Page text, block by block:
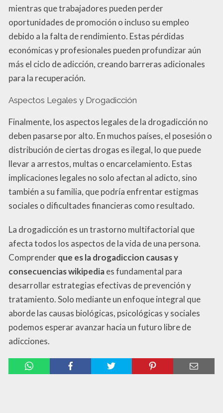
mientras que trabajadores pueden perder
oportunidades de promoción o incluso su empleo
debido a la falta de rendimiento. Estas pérdidas
económicas y profesionales pueden profundizar aún
más el ciclo de adicción, creando barreras adicionales
para la recuperación.
Aspectos Legales y Drogadicción
Finalmente, los aspectos legales de la drogadicción no
deben pasarse por alto. En muchos países, el posesión o
distribución de ciertas drogas es ilegal, lo que puede
llevar a arrestos, multas o encarcelamiento. Estas
implicaciones legales no solo afectan al adicto, sino
también a su familia, que podría enfrentar estigmas
sociales o dificultades financieras como resultado.
La drogadicción es un trastorno multifactorial que
afecta todos los aspectos de la vida de una persona.
Comprenderque es la drogadiccion causas y
consecuencias wikipediaes fundamental para
desarrollar estrategias efectivas de prevención y
tratamiento. Solo mediante un enfoque integral que
aborde las causas biológicas, psicológicas y sociales
podemos esperar avanzar hacia un futuro libre de
adicciones.